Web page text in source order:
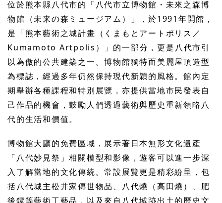
位於熊本縣八代市的「八代市立博物館・未來之森博
物館（未来の森ミュージアム）」，於1991年開館，
是「熊本藝術之城計畫（くまもとアートポリス／
Kumamoto Artpolis）」的一部分，更是八代市引
以為傲的公共建築之一。博物館獨特而美麗屋頂造型
為標誌，經過多年仍然保持現代新穎的風格。館內定
期舉辦各種課程和特別展覽，亦提供當地市民發表自
己作品的機會，鼓勵人們透過藝術與歷史重新領略八
代的生活和價值。
博物館大廳的免費區域，展示著日本無形文化遺產
「八代妙見祭」相關模型和影像，遊客可以進一步深
入了解當地的文化傳統。常設展覽更是精彩紛呈，包
括八代城主松井家傳世物品、八代燒（高田燒）、肥
後鐔等藝術工藝品，以及來自八代城跡出土的歷史文